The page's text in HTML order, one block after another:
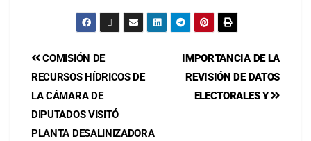
IMPORTANCIA DE LA
REVISIÓN DE DATOS
ELECTORALES Y
COMISIÓN DE
RECURSOS HÍDRICOS DE
LA CÁMARA DE
DIPUTADOS VISITÓ
PLANTA DESALINIZADORA